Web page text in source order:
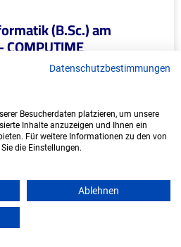
(B.Sc.) am
Studium
Datenschutzbestimmungen
Besucherdaten platzieren, um unsere
Inhalte anzuzeigen und Ihnen ein
Für weitere Informationen zu den von
die Einstellungen.
Ablehnen